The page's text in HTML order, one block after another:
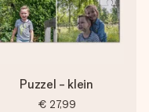
Puzzel - klein
€ 27,99